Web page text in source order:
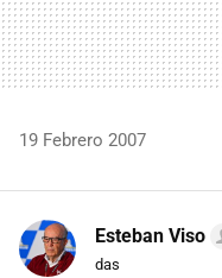
19 Febrero 2007
Esteban Viso
das